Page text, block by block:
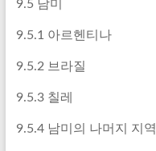
9.5 남미
9.5.1 아르헨티나
9.5.2 브라질
9.5.3 칠레
9.5.4 남미의 나머지 지역